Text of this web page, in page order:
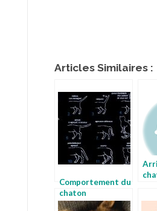
Articles Similaires :
Comportement du
chaton